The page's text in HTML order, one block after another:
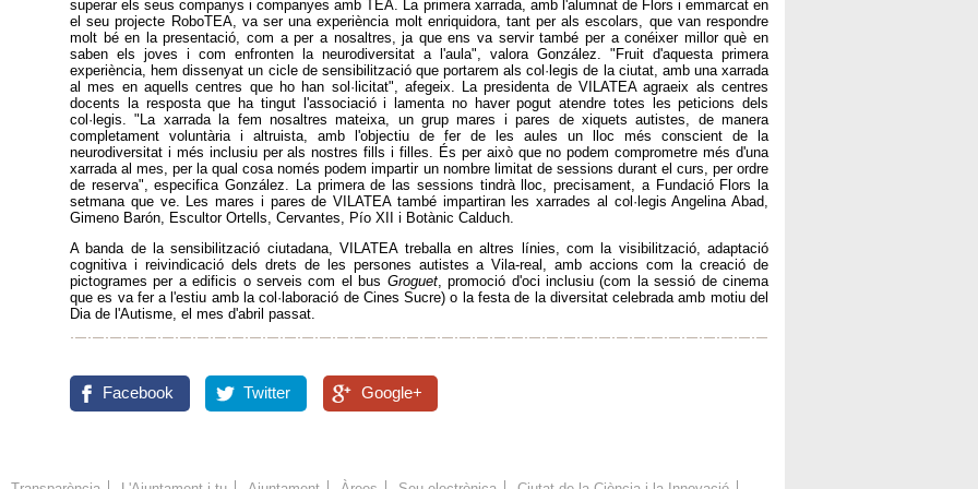
superar els seus companys i companyes amb TEA. La primera xarrada, amb l'alumnat de Flors i emmarcat en
el seu projecte RoboTEA, va ser una experiència molt enriquidora, tant per als escolars, que van respondre
molt bé en la presentació, com a per a nosaltres, ja que ens va servir també per a conéixer millor què en
saben els joves i com enfronten la neurodiversitat a l'aula", valora González. "Fruit d'aquesta primera
experiència, hem dissenyat un cicle de sensibilització que portarem als col·legis de la ciutat, amb una xarrada
al mes en aquells centres que ho han sol·licitat", afegeix. La presidenta de VILATEA agraeix als centres
docents la resposta que ha tingut l'associació i lamenta no haver pogut atendre totes les peticions dels
col·legis. "La xarrada la fem nosaltres mateixa, un grup mares i pares de xiquets autistes, de manera
completament voluntària i altruista, amb l'objectiu de fer de les aules un lloc més conscient de la
neurodiversitat i més inclusiu per als nostres fills i filles. És per això que no podem comprometre més d'una
xarrada al mes, per la qual cosa només podem impartir un nombre limitat de sessions durant el curs, per ordre
de reserva", especifica González. La primera de las sessions tindrà lloc, precisament, a Fundació Flors la
setmana que ve. Les mares i pares de VILATEA també impartiran les xarrades al col·legis Angelina Abad,
Gimeno Barón, Escultor Ortells, Cervantes, Pío XII i Botànic Calduch.
A banda de la sensibilització ciutadana, VILATEA treballa en altres línies, com la visibilització, adaptació
cognitiva i reivindicació dels drets de les persones autistes a Vila-real, amb accions com la creació de
pictogrames per a edificis o serveis com el bus Groguet, promoció d'oci inclusiu (com la sessió de cinema
que es va fer a l'estiu amb la col·laboració de Cines Sucre) o la festa de la diversitat celebrada amb motiu del
Dia de l'Autisme, el mes d'abril passat.
Facebook Twitter Google+